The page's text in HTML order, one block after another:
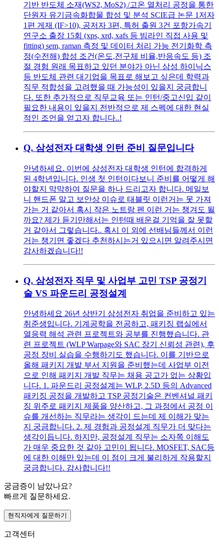
기반 반도체 소재(WS2, MoS2) /고온 열처리 공정을 통한
단원자 유기금속화합물 합성 및 분석 SCIE급 논문 1저자
1편 게재 (IF>10), 공저자 3편, 특허 출원 3건 포항가속기
연구소 출장 15회 (xps, xrd, xafs 등 빔라인 직접 사용 및
fitting) sem, raman 측정 및 데이터 처리 가능 전기화학 측
정(수전해) 합성 조건(온도,전구체 비율,반응속도 등) 조
절 경험 원래 목표하고 있던 분야가 아닌 삼성 하이닉스
등 반도체 관련 대기업을 목표로 해보고 싶은데 학력과
직무 적합성을 고려했을 때 가능성이 있을지 궁금합니
다. 또한 추가적으로 직무교육 또는 인턴/중고신입 같이
필요한 내용이 있을지 전반적으로 제 스펙에 대한 현실
적인 조언을 얻고자 합니다..!
Q. 삼성전자 대학생 인턴 준비 질문입니다
안녕하세요. 이번에 삼성전자 대학생 인턴에 합격하게
된 4학년입니다. 인생 첫 인턴이다보니 준비를 어떻게 해
야할지 막막하여 질문을 하나 드리고자 합니다. 메일보
니 핸드폰 말고 보안상 이슈로 태블릿 이런거는 못 가져
가는 거 같아서 혹시 작은 노트랑 펜 이런 거는 챙겨도 될
까요? 제가 듣기만해서는 인턴때 배운걸 기억을 잘 못할
거 같아서 그렇습니다.. 혹시 이 외에 선배님들께서 이런
거는 챙기면 좋겠다 추천하시는거 있으시면 알려주시면
감사하겠습니다!!
Q. 삼성전자 직무 및 사업부 고민 TSP 공정기
술 VS 파운드리 공정설계
안녕하세요 26년 상반기 삼성전자 취업을 준비하고 있는
취준생입니다. 기계공학을 전공하고, 패키징 랩실에서
열응력 해석 관련 프로젝트와 공부를 진행했습니다. 관
련 프로젝트 (WLP Warpage와 SAC 장기 신뢰성 관련), 후
공정 장비 실습을 수행하기도 했습니다. 이를 기반으로
올해 패키지 개발 부서 지원을 준비했는데 사업부 이전
으로 인해 패키지 개발 직무는 채용 공고가 없는 상황입
니다. 1. 파운드리 공정설계는 WLP, 2.5D 등의 Advanced
패키징 공정을 개발하고 TSP 공정기술은 컨벤셔널 패키
징 위주로 패키지 제품을 양산하고, 그 과정에서 공정 이
슈를 개선하는 직무라는 생각이 드는데 제 이해가 맞는
지 궁금합니다. 2. 제 경험과 공정설계 직무가 더 맞다는
생각이듭니다. 하지만, 공정설계 직무는 소자쪽 이해도
가 매우 중요한 것 같아 고민이 됩니다. MOSFET, SAC등
에 대한 이해만 있는데 이 점이 크게 불리하게 작용할지
궁금합니다. 감사합니다!!
궁금증이 남았나요?
빠르게 질문하세요.
현직자에게 질문하기
고객센터